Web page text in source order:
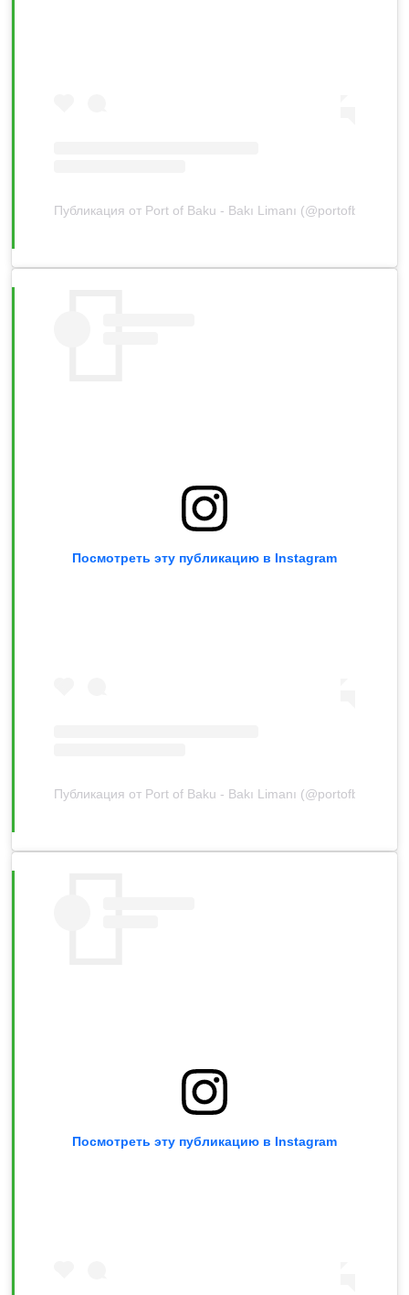
Публикация от Port of Baku - Bakı Limanı (@portofbaku)
Посмотреть эту публикацию в Instagram
Публикация от Port of Baku - Bakı Limanı (@portofbaku)
Посмотреть эту публикацию в Instagram